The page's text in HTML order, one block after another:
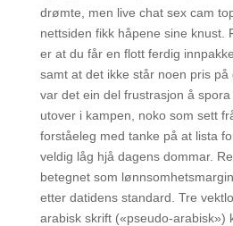
drømte, men live chat sex cam
nettsiden fikk håpene sine knust.
er at du får en flott ferdig
samt at det ikke står noen pris
var det ein del frustrasjon å
utover i kampen, noko som sett
forståeleg med tanke på at lista
veldig låg hjå dagens dommar.
betegnet som
etter datidens standard. Tre
arabisk skrift («pseudo-arabisk»)